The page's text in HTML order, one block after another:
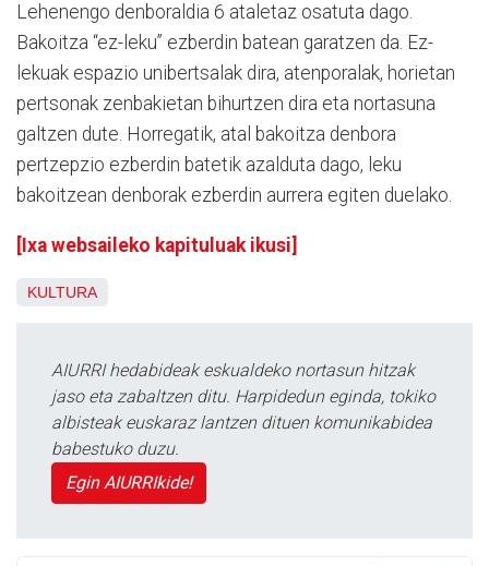
Lehenengo denboraldia 6 ataletaz osatuta dago.
Bakoitza “ez-leku” ezberdin batean garatzen da. Ez-
lekuak espazio unibertsalak dira, atenporalak, horietan
pertsonak zenbakietan bihurtzen dira eta nortasuna
galtzen dute. Horregatik, atal bakoitza denbora
pertzepzio ezberdin batetik azalduta dago, leku
bakoitzean denborak ezberdin aurrera egiten duelako.
[Ixa websaileko kapituluak ikusi]
KULTURA
AIURRI hedabideak eskualdeko nortasun hitzak
jaso eta zabaltzen ditu. Harpidedun eginda, tokiko
albisteak euskaraz lantzen dituen komunikabidea
babestuko duzu.
Egin AIURRIkide!